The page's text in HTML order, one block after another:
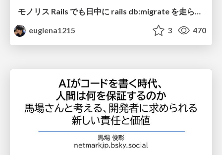
モノリス Rails でも日中に rails db:migrate を走らせたい！ / Daytime rails db:migrate on Monolithic Rails!
euglena1215
3 470